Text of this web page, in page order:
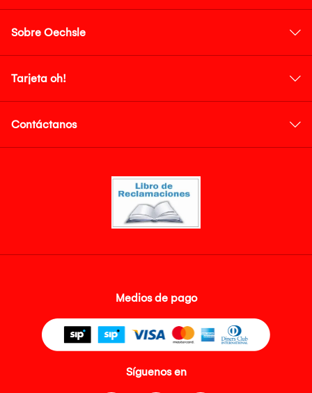
Sobre Oechsle
Tarjeta oh!
Contáctanos
Medios de pago
Síguenos en